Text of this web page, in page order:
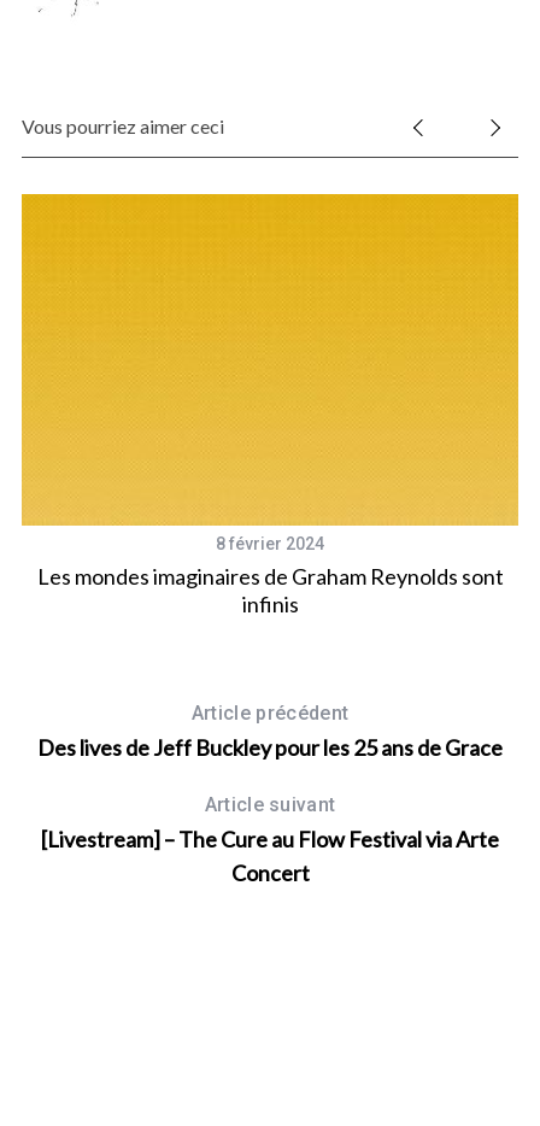
Vous pourriez aimer ceci
8 février 2024
Les mondes imaginaires de Graham Reynolds sont
infinis
Article précédent
Des lives de Jeff Buckley pour les 25 ans de Grace
Article suivant
[Livestream] – The Cure au Flow Festival via Arte
Concert